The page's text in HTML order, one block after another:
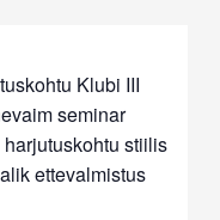
Klubi III
seminar
stiilis
ettevalmistus